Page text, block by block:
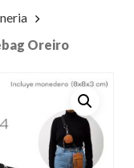
Oreiro